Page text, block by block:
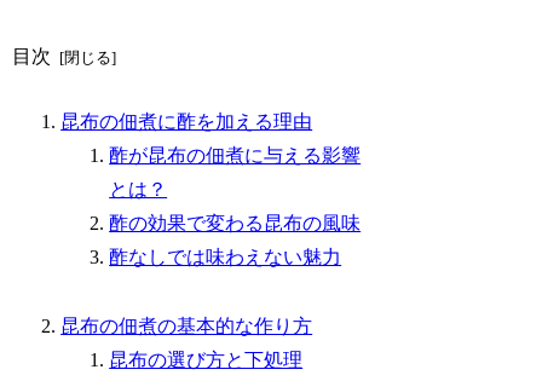
目次
昆布の佃煮に酢を加える理由
酢が昆布の佃煮に与える影響
とは？
酢の効果で変わる昆布の風味
酢なしでは味わえない魅力
昆布の佃煮の基本的な作り方
昆布の選び方と下処理